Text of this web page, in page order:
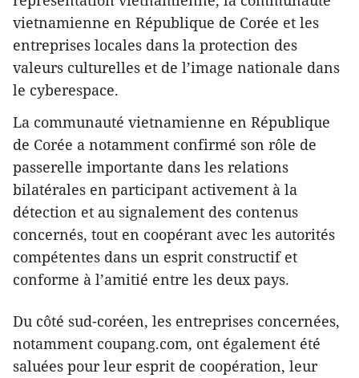
vietnamienne en République de Corée et les
entreprises locales dans la protection des
valeurs culturelles et de l’image nationale dans
le cyberespace.
La communauté vietnamienne en République
de Corée a notamment confirmé son rôle de
passerelle importante dans les relations
bilatérales en participant activement à la
détection et au signalement des contenus
concernés, tout en coopérant avec les autorités
compétentes dans un esprit constructif et
conforme à l’amitié entre les deux pays.
Du côté sud-coréen, les entreprises concernées,
notamment coupang.com, ont également été
saluées pour leur esprit de coopération, leur